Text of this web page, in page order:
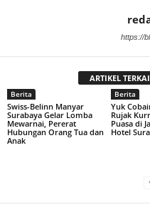
https://
ARTIKEL
Berita
Swiss-Belinn Manyar
Surabaya Gelar Lomba
Mewarnai, Pererat
Hubungan Orang Tua dan
Anak
Berita
Yuk
Rujak
Puasa di
Hotel